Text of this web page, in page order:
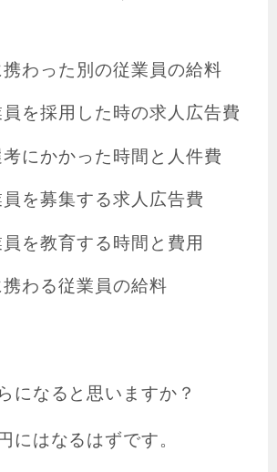
わった別の従業員の給料
を採用した時の求人広告費
にかかった時間と人件費
を募集する求人広告費
を教育する時間と費用
わる従業員の給料
になると思いますか？
にはなるはずです。